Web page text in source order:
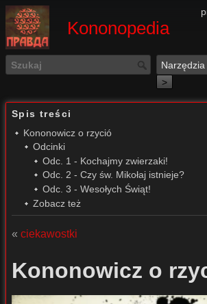
Kononopedia
>
Spis treści
Kononowicz o rzyció
Odcinki
Odc. 1 - Kochajmy zwierzaki!
Odc. 2 - Czy św. Mikołaj istnieje?
Odc. 3 - Wesołych Świąt!
Zobacz też
« ciekawostki
Kononowicz o